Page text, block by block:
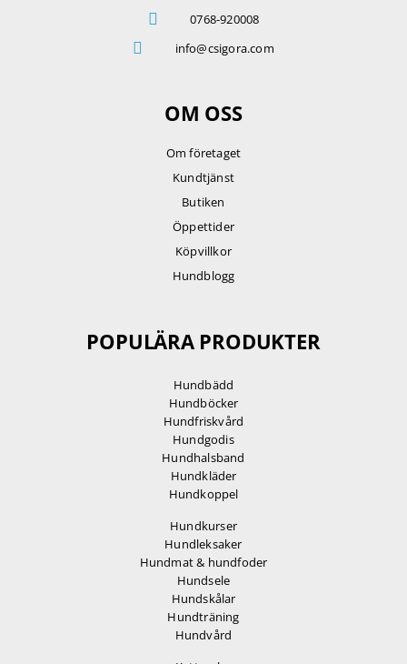
0768-920008
info@csigora.com
OM OSS
Om företaget
Kundtjänst
Butiken
Öppettider
Köpvillkor
Hundblogg
POPULÄRA PRODUKTER
Hundbädd
Hundböcker
Hundfriskvård
Hundgodis
Hundhalsband
Hundkläder
Hundkoppel
Hundkurser
Hundleksaker
Hundmat & hundfoder
Hundsele
Hundskålar
Hundträning
Hundvård